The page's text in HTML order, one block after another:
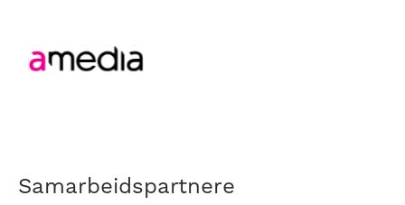
Samarbeidspartnere